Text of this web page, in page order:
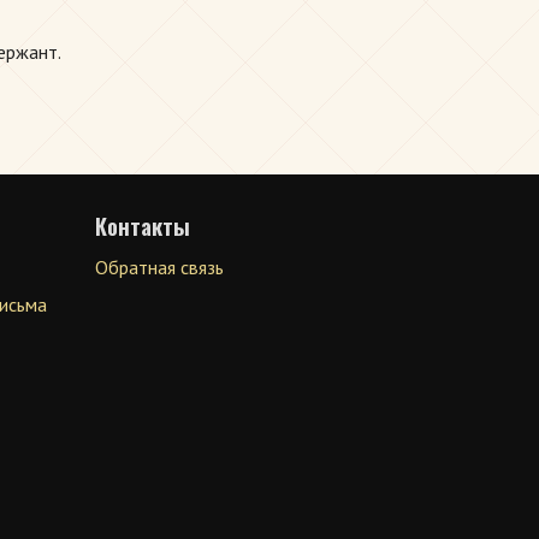
Контакты
Обратная связь